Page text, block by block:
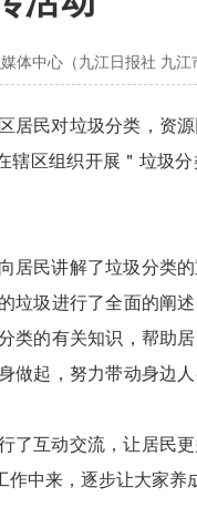
体中心（九江日报社 九
居民对垃圾分类，资
辖区组织开展＂垃圾
民讲解了垃圾分类
垃圾进行了全面的阐
类的有关知识，帮助
做起，努力带动身边
了互动交流，让居民
中来，逐步让大家养